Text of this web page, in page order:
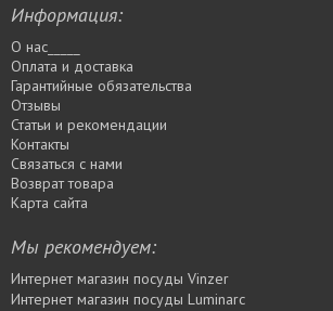
Информация:
О нас_____
Оплата и доставка
Гарантийные обязательства
Отзывы
Статьи и рекомендации
Контакты
Связаться с нами
Возврат товара
Карта сайта
Мы рекомендуем:
Интернет магазин посуды Vinzer
Интернет магазин посуды Luminarc